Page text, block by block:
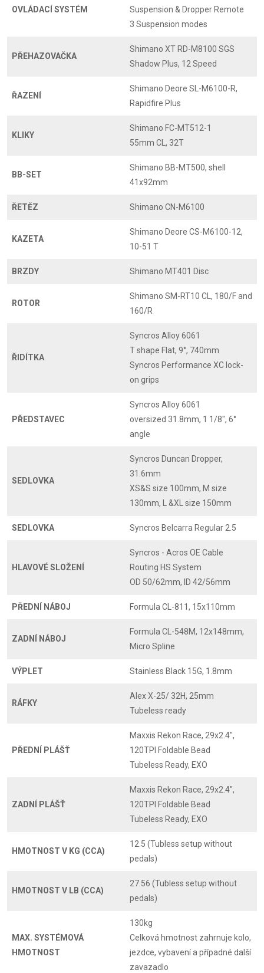
OVLÁDACÍ SYSTÉM
Suspension & Dropper Remote
3 Suspension modes
PŘEHAZOVAČKA
Shimano XT RD-M8100 SGS
Shadow Plus, 12 Speed
ŘAZENÍ
Shimano Deore SL-M6100-R,
Rapidfire Plus
KLIKY
Shimano FC-MT512-1
55mm CL, 32T
BB-SET
Shimano BB-MT500, shell
41x92mm
ŘETĚZ Shimano CN-M6100
KAZETA
Shimano Deore CS-M6100-12,
10-51 T
BRZDY Shimano MT401 Disc
ROTOR
Shimano SM-RT10 CL, 180/F and
160/R
ŘIDÍTKA
Syncros Alloy 6061
T shape Flat, 9°, 740mm
Syncros Performance XC lock-
on grips
PŘEDSTAVEC
Syncros Alloy 6061
oversized 31.8mm, 1 1/8", 6°
angle
SEDLOVKA
Syncros Duncan Dropper,
31.6mm
XS&S size 100mm, M size
130mm, L &XL size 150mm
SEDLOVKA Syncros Belcarra Regular 2.5
HLAVOVÉ SLOŽENÍ
Syncros - Acros OE Cable
Routing HS System
OD 50/62mm, ID 42/56mm
PŘEDNÍ NÁBOJ Formula CL-811, 15x110mm
ZADNÍ NÁBOJ
Formula CL-548M, 12x148mm,
Micro Spline
VÝPLET Stainless Black 15G, 1.8mm
RÁFKY
Alex X-25/ 32H, 25mm
Tubeless ready
PŘEDNÍ PLÁŠŤ
Maxxis Rekon Race, 29x2.4",
120TPI Foldable Bead
Tubeless Ready, EXO
ZADNÍ PLÁŠŤ
Maxxis Rekon Race, 29x2.4",
120TPI Foldable Bead
Tubeless Ready, EXO
HMOTNOST V KG (CCA)
12.5 (Tubless setup without
pedals)
HMOTNOST V LB (CCA)
27.56 (Tubless setup without
pedals)
MAX. SYSTÉMOVÁ
HMOTNOST
130kg
Celková hmotnost zahrnuje kolo,
jezdce, vybavení a případné další
zavazadlo